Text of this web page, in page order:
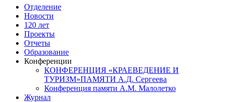
Отделение
Новости
120 лет
Проекты
Отчеты
Образование
Конференции
КОНФЕРЕНЦИЯ «КРАЕВЕДЕНИЕ И
ТУРИЗМ»ПАМЯТИ А.Д. Сергеева
Конференция памяти А.М. Малолетко
Журнал